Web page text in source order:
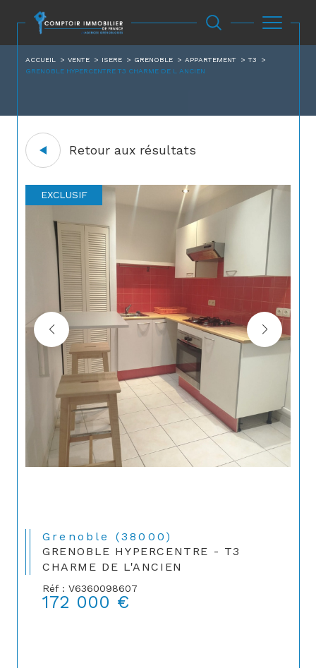
ACCUEIL VENTE ISERE GRENOBLE APPARTEMENT
T3
GRENOBLE HYPERCENTRE T3 CHARME DE L ANCIEN
Retour aux résultats
EXCLUSIF
Grenoble (38000)
GRENOBLE HYPERCENTRE - T3
CHARME DE L'ANCIEN
Réf : V6360098607
172 000 €